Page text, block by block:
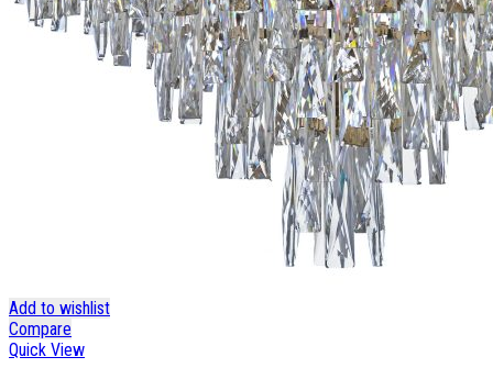
Add to wishlist
Compare
Quick View